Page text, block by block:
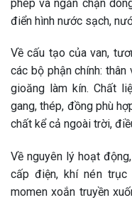
phép và ngăn chặn
điển hình nước sạch,
Về cấu tạo của van,
các bộ phận chính: thân
gioăng làm kín. Chất
gang, thép, đồng phù
chất kể cả ngoài trời,
Về nguyên lý hoạt
cấp điện, khí nén
momen xoắn truyền